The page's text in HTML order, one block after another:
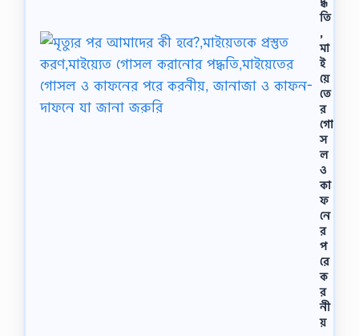
তি
,
মা
ই
য়ে
তে
র
গো
স
ল
ও
কা
ফ
নে
র
প
রে
ক
র
নী
য়